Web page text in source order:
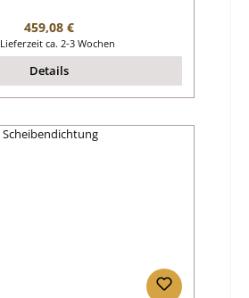
Regulärer Preis:
459,08 €
Lieferzeit ca. 2-3 Wochen
Details